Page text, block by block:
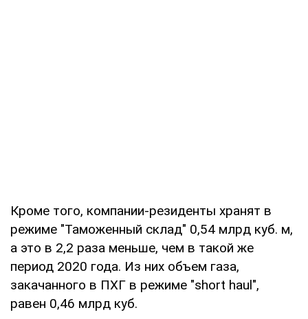
Кроме того, компании-резиденты хранят в
режиме "Таможенный склад" 0,54 млрд куб. м,
а это в 2,2 раза меньше, чем в такой же
период 2020 года. Из них объем газа,
закачанного в ПХГ в режиме "short haul",
равен 0,46 млрд куб.